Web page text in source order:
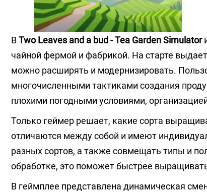
ВTwo Leaves and a bud - Tea Garden Simulator
чайной фермой и фабрикой. На старте
можно расширять и модернизировать.
многочисленными тактиками создания
плохими погодными условиями,
Только геймер решает, какие сорта
отличаются между собой и имеют
разных сортов, а также совмещать типы и
обработке, это поможет быстрее
В геймплее представлена динамическая